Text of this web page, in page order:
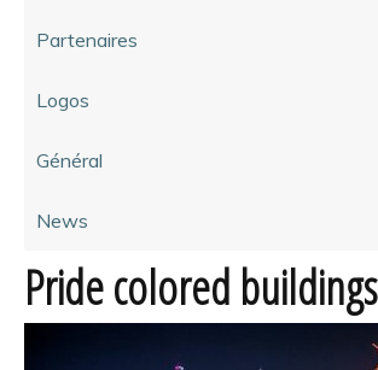
Partenaires
Logos
Général
News
Pride colored buildings